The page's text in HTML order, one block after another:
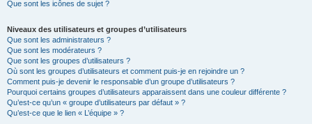
Que sont les icônes de sujet ?
Niveaux des utilisateurs et groupes d’utilisateurs
Que sont les administrateurs ?
Que sont les modérateurs ?
Que sont les groupes d’utilisateurs ?
Où sont les groupes d’utilisateurs et comment puis-je en rejoindre un ?
Comment puis-je devenir le responsable d’un groupe d’utilisateurs ?
Pourquoi certains groupes d’utilisateurs apparaissent dans une couleur différente ?
Qu’est-ce qu’un « groupe d’utilisateurs par défaut » ?
Qu’est-ce que le lien « L’équipe » ?